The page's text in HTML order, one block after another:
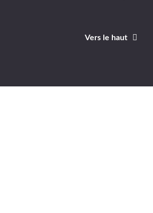
Vers le haut